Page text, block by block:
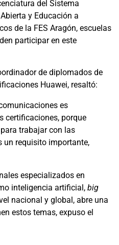
del Sistema
y Educación a
de la FES Aragón, escuelas
participar en este
de diplomados de
Huawei, resaltó:
es
certificaciones, porque
trabajar con las
un requisito importante,
especializados en
inteligencia artificial, big
nacional y global, abre una
estos temas, expuso el